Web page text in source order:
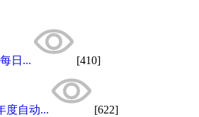
日... [410]
度自动... [622]